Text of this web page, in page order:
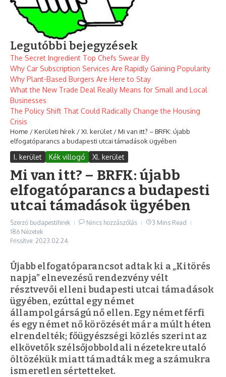
Legutóbbi bejegyzések
The Secret Ingredient Top Chefs Swear By
Why Car Subscription Services Are Rapidly Gaining Popularity
Why Plant-Based Burgers Are Here to Stay
What the New Trade Deal Really Means for Small and Local
Businesses
The Policy Shift That Could Radically Change the Housing
Crisis
Home /Kerületi hírek /XI. kerület /Mi van itt? – BRFK: újabb
elfogatóparancs a budapesti utcai támadások ügyében
I. kerület Kék villogó XI. kerület
Mi van itt? – BRFK: újabb
elfogatóparancs a budapesti
utcai támadások ügyében
Szerző budapestihirek Nincs hozzászólás
3 Mins Read
186 Nézetek
Frissítve: 2023.02.24.
Újabb elfogatóparancsot adtak ki a „Kitörés
napja” elnevezésű rendezvény vélt
résztvevői elleni budapesti utcai támadások
ügyében, ezúttal egy német
állampolgárságú nő ellen. Egy német férfi
és egy német nő körözését már a múlt héten
elrendelték; főügyészségi közlés szerint az
elkövetők szélsőjobboldali nézetekre utaló
öltözékük miatt támadták meg a számukra
ismeretlen sértetteket.